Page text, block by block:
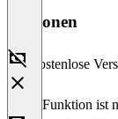
Versionen
Kostenlose
Diese Funktion ist